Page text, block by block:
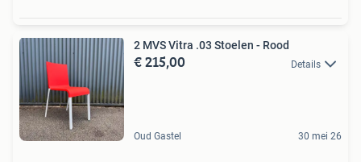
2 MVS Vitra .03 Stoelen - Rood
€ 215,00 Details
Oud Gastel 30 mei 26